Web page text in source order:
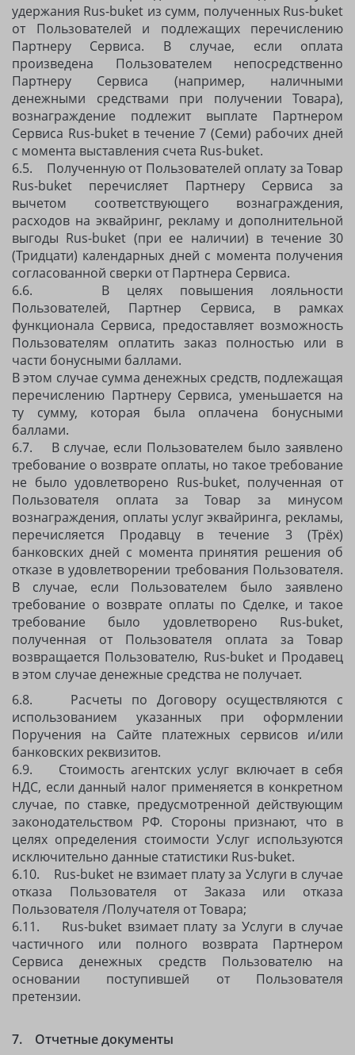
удержания Rus-buket из сумм, полученных Rus-buket
от Пользователей и подлежащих перечислению
Партнеру Сервиса. В случае, если оплата
произведена Пользователем непосредственно
Партнеру Сервиса (например, наличными
денежными средствами при получении Товара),
вознаграждение подлежит выплате Партнером
Сервиса Rus-buket в течение 7 (Семи) рабочих дней
с момента выставления счета Rus-buket.
6.5. Полученную от Пользователей оплату за Товар
Rus-buket перечисляет Партнеру Сервиса за
вычетом соответствующего вознаграждения,
расходов на эквайринг, рекламу и дополнительной
выгоды Rus-buket (при ее наличии) в течение 30
(Тридцати) календарных дней с момента получения
согласованной сверки от Партнера Сервиса.
6.6. В целях повышения лояльности
Пользователей, Партнер Сервиса, в рамках
функционала Сервиса, предоставляет возможность
Пользователям оплатить заказ полностью или в
части бонусными баллами.
В этом случае сумма денежных средств, подлежащая
перечислению Партнеру Сервиса, уменьшается на
ту сумму, которая была оплачена бонусными
баллами.
6.7. В случае, если Пользователем было заявлено
требование о возврате оплаты, но такое требование
не было удовлетворено Rus-buket, полученная от
Пользователя оплата за Товар за минусом
вознаграждения, оплаты услуг эквайринга, рекламы,
перечисляется Продавцу в течение 3 (Трёх)
банковских дней с момента принятия решения об
отказе в удовлетворении требования Пользователя.
В случае, если Пользователем было заявлено
требование о возврате оплаты по Сделке, и такое
требование было удовлетворено Rus-buket,
полученная от Пользователя оплата за Товар
возвращается Пользователю, Rus-buket и Продавец
в этом случае денежные средства не получает.
6.8. Расчеты по Договору осуществляются с
использованием указанных при оформлении
Поручения на Сайте платежных сервисов и/или
банковских реквизитов.
6.9. Стоимость агентских услуг включает в себя
НДС, если данный налог применяется в конкретном
случае, по ставке, предусмотренной действующим
законодательством РФ. Стороны признают, что в
целях определения стоимости Услуг используются
исключительно данные статистики Rus-buket.
6.10. Rus-buket не взимает плату за Услуги в случае
отказа Пользователя от Заказа или отказа
Пользователя /Получателя от Товара;
6.11. Rus-buket взимает плату за Услуги в случае
частичного или полного возврата Партнером
Сервиса денежных средств Пользователю на
основании поступившей от Пользователя
претензии.
7. Отчетные документы